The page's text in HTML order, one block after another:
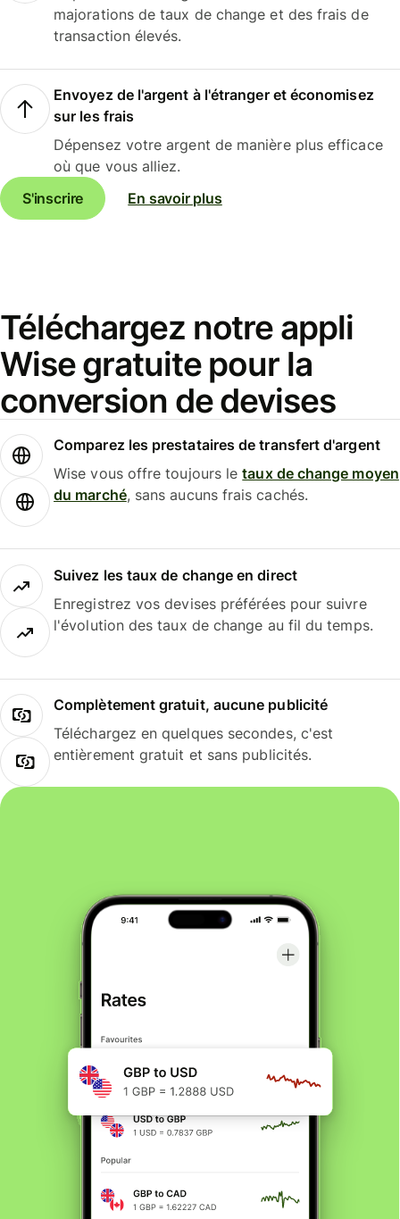
majorations de taux de change et des frais de
transaction élevés.
Envoyez de l'argent à l'étranger et économisez
sur les frais
Dépensez votre argent de manière plus efficace
où que vous alliez.
S'inscrire
En savoir plus
Téléchargez notre appli
Wise gratuite pour la
conversion de devises
Comparez les prestataires de transfert d'argent
Wise vous offre toujours letaux de change moyen
du marché, sans aucuns frais cachés.
Suivez les taux de change en direct
Enregistrez vos devises préférées pour suivre
l'évolution des taux de change au fil du temps.
Complètement gratuit, aucune publicité
Téléchargez en quelques secondes, c'est
entièrement gratuit et sans publicités.